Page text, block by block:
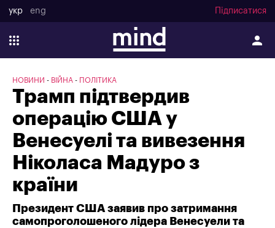
укр eng Підписатися
НОВИНИ ВІЙНА ПОЛІТИКА
Трамп підтвердив
операцію США у
Венесуелі та вивезення
Ніколаса Мадуро з
країни
Президент США заявив про затримання
самопроголошеного лідера Венесуели та